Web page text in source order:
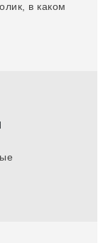
в каком